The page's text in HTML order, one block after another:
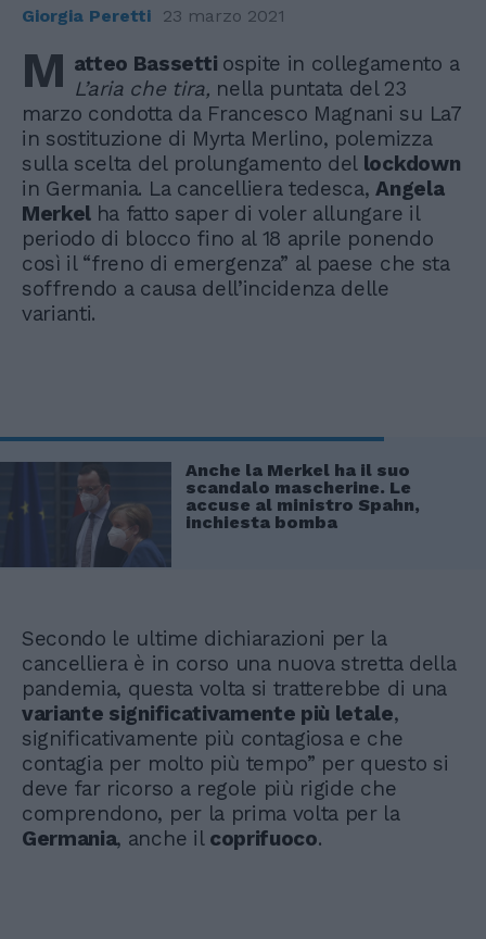
Giorgia Peretti 23 marzo 2021
M atteo Bassetti ospite in collegamento a
L’aria che tira, nella puntata del 23
marzo condotta da Francesco Magnani su La7
in sostituzione di Myrta Merlino, polemizza
sulla scelta del prolungamento del lockdown
in Germania. La cancelliera tedesca,Angela
Merkel ha fatto saper di voler allungare il
periodo di blocco fino al 18 aprile ponendo
così il “freno di emergenza” al paese che sta
soffrendo a causa dell’incidenza delle
varianti.
Anche la Merkel ha il suo
scandalo mascherine. Le
accuse al ministro Spahn,
inchiesta bomba
Secondo le ultime dichiarazioni per la
cancelliera è in corso una nuova stretta della
pandemia, questa volta si tratterebbe di una
variante significativamente più letale,
significativamente più contagiosa e che
contagia per molto più tempo” per questo si
deve far ricorso a regole più rigide che
comprendono, per la prima volta per la
Germania, anche il coprifuoco.